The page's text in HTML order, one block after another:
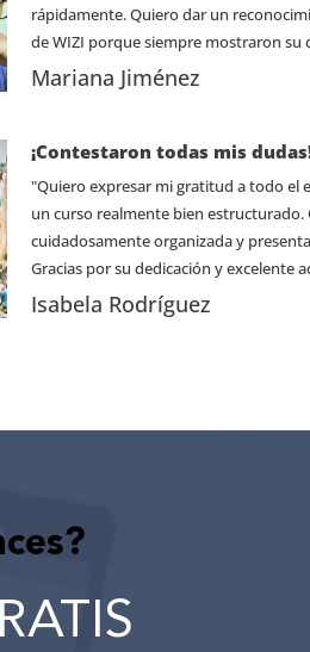
rápidamente. Quiero dar un
de WIZI porque siempre mostraron su
Mariana Jiménez
¡Contestaron todas mis
"Quiero expresar mi gratitud a todo el
un curso realmente bien estructurado.
cuidadosamente organizada y
Gracias por su dedicación y excelente
Isabela Rodríguez